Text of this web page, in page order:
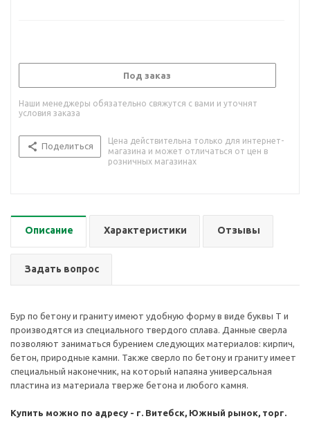
Под заказ
Наши менеджеры обязательно свяжутся с вами и уточнят
условия заказа
Поделиться
Цена действительна только для интернет-
магазина и может отличаться от цен в
розничных магазинах
Описание Характеристики Отзывы
Задать вопрос
Бур по бетону и граниту имеют удобную форму в виде буквы Т и
производятся из специального твердого сплава. Данные сверла
позволяют заниматься бурением следующих материалов: кирпич,
бетон, природные камни. Также сверло по бетону и граниту имеет
специальный наконечник, на который напаяна универсальная
пластина из материала тверже бетона и любого камня.
Купить можно по адресу - г. Витебск, Южный рынок, торг.